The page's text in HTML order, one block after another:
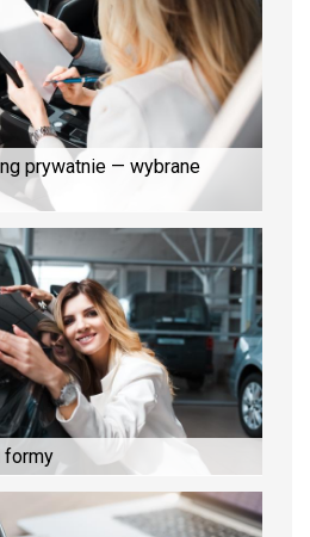
prywatnie — wybrane
formy